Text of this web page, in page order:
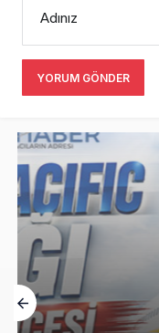
Adınız
YORUM GÖNDER